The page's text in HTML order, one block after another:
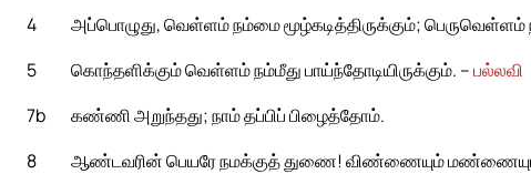
4
அப்பொழுது, வெள்ளம் நம்மை மூழ்கடித்திருக்கும்; பெருவெள்ளம்
5
கொந்தளிக்கும் வெள்ளம் நம்மீது பாய்ந்தோடியிருக்கும். –பல்லவி
7b
கண்ணி அறுந்தது; நாம் தப்பிப் பிழைத்தோம்.
8
ஆண்டவரின் பெயரே நமக்குத் துணை! விண்ணையும்